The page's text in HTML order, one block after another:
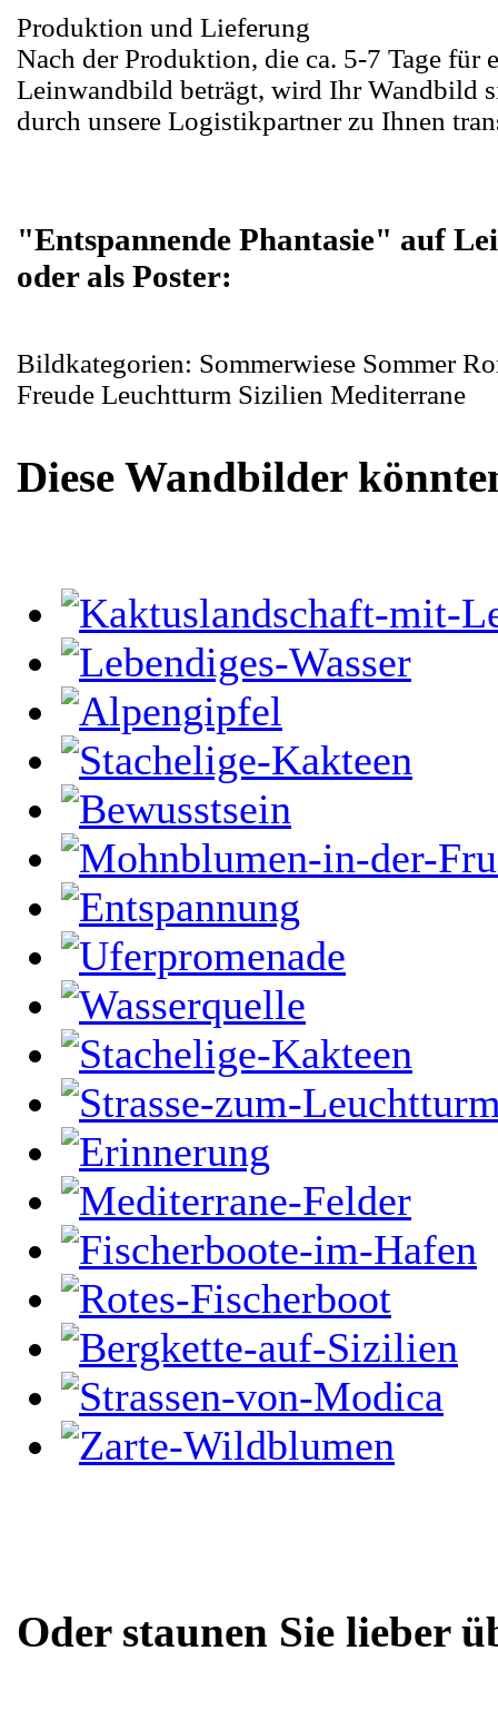
Produktion und Lieferung
Nach der Produktion, die ca. 5-7 Tage für
Leinwandbild beträgt, wird Ihr Wandbild
durch unsere Logistikpartner zu Ihnen
"Entspannende Phantasie" auf
oder als Poster:
Bildkategorien: Sommerwiese Sommer
Freude Leuchtturm Sizilien Mediterrane
Diese Wandbilder
Oder staunen Sie lieber